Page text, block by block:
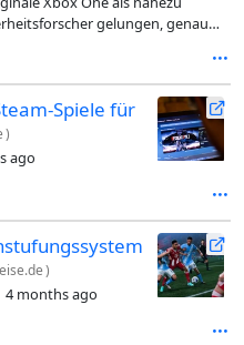
gelungen, genau
Spiele für
)
ago
)
4 months ago